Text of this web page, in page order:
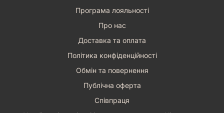
Програма лояльності
Про нас
Доставка та оплата
Політика конфіденційності
Обмін та повернення
Публічна оферта
Співпраця